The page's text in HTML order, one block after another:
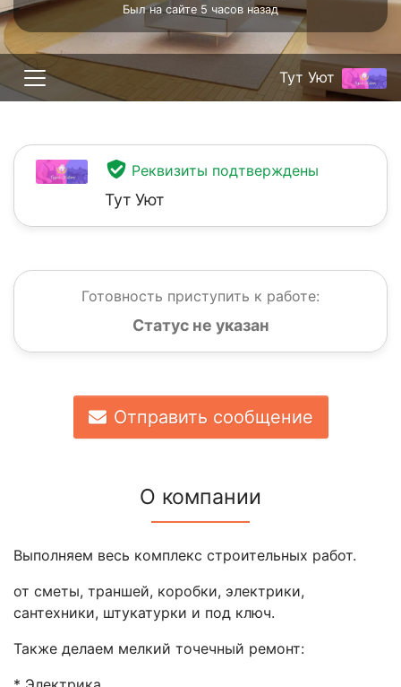
Был на сайте 5 часов назад
Тут Уют
Реквизиты подтверждены
Тут Уют
Готовность приступить к работе:
Статус не указан
Отправить сообщение
О компании
Выполняем весь комплекс строительных работ.
от сметы, траншей, коробки, электрики,
сантехники, штукатурки и под ключ.
Также делаем мелкий точечный ремонт: